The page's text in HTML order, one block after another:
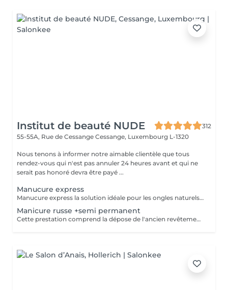
Institut de beauté NUDE
312
55-55A, Rue de Cessange Cessange, Luxembourg L-1320
Nous tenons à informer notre aimable clientèle que tous
rendez-vous qui n'est pas annuler 24 heures avant et qui ne
serait pas honoré devra être payé ...
Manucure express
Manucure express la solution idéale pour les ongles naturels courts. Cette prestation comprend la dépose du revêtement, une préparation rapide des ongles et des cuticules, un renforcement avec une base rubber transparente et une finition avec un top camouflage. Sans modification de la forme naturelle de l'ongle : nous conservons votre forme habituelle, ovale ou carrée.
Manicure russe +semi permanent
Cette prestation comprend la dépose de l'ancien revêtement, le soin des cuticules, le travail des contours de l'ongle, la préparation de la plaque ongulaire et l'application d'un nouveau vernis semi-permanent. Afin de conserver un résultat soigné et durable, un remplissage est recommandé toutes les 2,5 à 3 semaines.